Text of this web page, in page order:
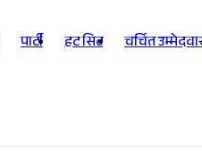
पार्टी हट सिट चर्चित